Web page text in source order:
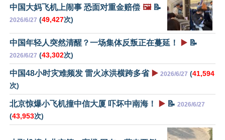
中国大妈飞机上闹事 恐面对重金赔偿 🖼️📝
2026/6/27 (49,427次)
中国年轻人突然清醒？一场集体反叛正在蔓延！ ▶️ 📝
2026/6/27 (43,302次)
中国48小时灾难频发 雷火冰洪横跨多省 ▶️ 2026/6/27 (41,594
次)
北京惊爆小飞机撞中信大厦 吓坏中南海！ ▶️ 📝 2026/6/27
(43,953次)